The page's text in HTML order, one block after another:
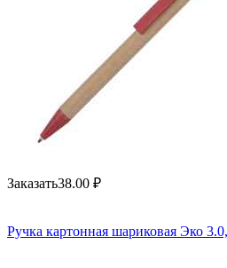
Заказать38.00 ₽
Ручка картонная шариковая Эко